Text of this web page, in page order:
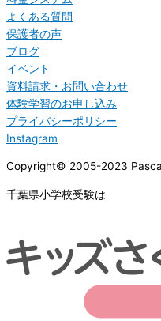
よくある質問
保護者の声
ブログ
イベント
資料請求・お問い合わせ
体験学習のお申し込み
プライバシーポリシー
Instagram
Copyright© 2005-2023
千葉県小学校受験は